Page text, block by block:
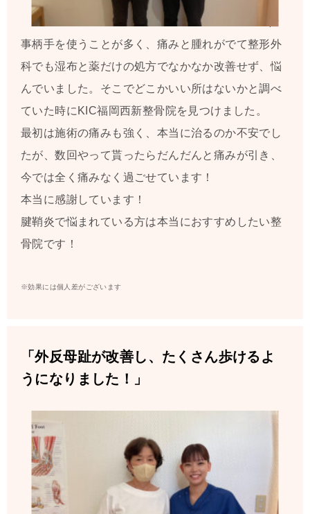
事柄手を使うことが多く、痛みと腫れがでて整形外
科でも湿布と薬だけの処方でなかなか改善せず、悩
んでいました。そこでどこかいい所はないかと調べ
ていた時にKIC福岡西新整骨院を見つけました。
最初は施術の痛みも強く、本当に治るのか不安でし
たが、数回やって貰ったらだんだんと痛みが引き、
今では全く痛みなく過ごせています！
本当に感謝しています！
腱鞘炎で悩まれている方は本当におすすめしたい整
骨院です！
※効果には個人差がございます
「外反母趾が改善し、たくさん歩けるよ
うになりました！」